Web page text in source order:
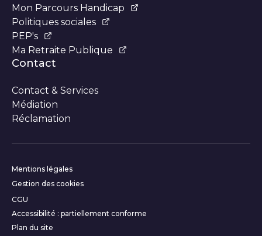
Mon Parcours Handicap
Politiques sociales
PEP's
Ma Retraite Publique
Contact
Contact & Services
Médiation
Réclamation
Informations
Mentions légales
Gestion des cookies
CGU
Accessibilité : partiellement conforme
Plan du site